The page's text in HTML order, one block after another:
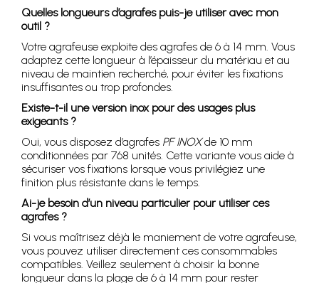
Quelles longueurs d’agrafes puis-je utiliser avec mon
outil ?
Votre agrafeuse exploite des agrafes de 6 à 14 mm. Vous
adaptez cette longueur à l’épaisseur du matériau et au
niveau de maintien recherché, pour éviter les fixations
insuffisantes ou trop profondes.
Existe-t-il une version inox pour des usages plus
exigeants ?
Oui, vous disposez d’agrafes PF INOXde 10 mm
conditionnées par 768 unités. Cette variante vous aide à
sécuriser vos fixations lorsque vous privilégiez une
finition plus résistante dans le temps.
Ai-je besoin d’un niveau particulier pour utiliser ces
agrafes ?
Si vous maîtrisez déjà le maniement de votre agrafeuse,
vous pouvez utiliser directement ces consommables
compatibles. Veillez seulement à choisir la bonne
longueur dans la plage de 6 à 14 mm pour rester